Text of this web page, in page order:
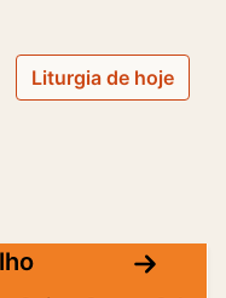
Liturgia de hoje